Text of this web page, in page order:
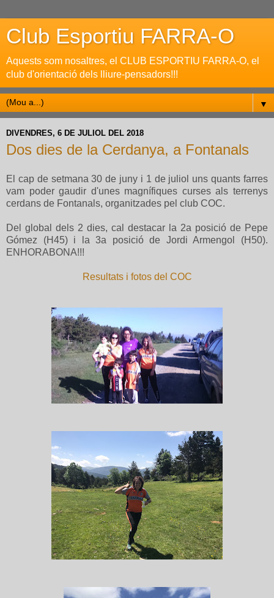
Club Esportiu FARRA-O
Aquests som nosaltres, el CLUB ESPORTIU FARRA-O, el
club d'orientació dels lliure-pensadors!!!
▼
DIVENDRES, 6 DE JULIOL DEL 2018
Dos dies de la Cerdanya, a Fontanals
El cap de setmana 30 de juny i 1 de juliol uns quants farres
vam poder gaudir d'unes magnífiques curses als terrenys
cerdans de Fontanals, organitzades pel club COC.
Del global dels 2 dies, cal destacar la 2a posició de Pepe
Gómez (H45) i la 3a posició de Jordi Armengol (H50).
ENHORABONA!!!
Resultats i fotos del COC